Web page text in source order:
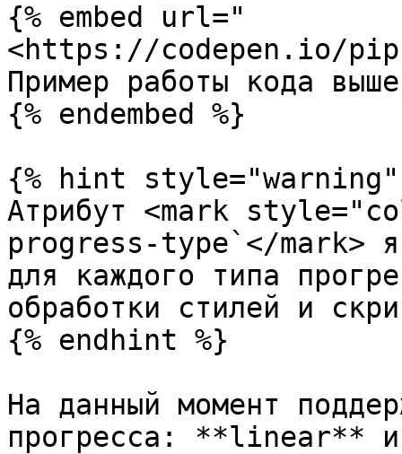
{% embed url="
<https://codepen.io/
Пример работы кода выше
{% endembed %}
{% hint style="warning"
Атрибут <mark
progress-type`</mark>
для каждого типа
обработки стилей и
{% endhint %}
На данный момент
прогресса: **linear**